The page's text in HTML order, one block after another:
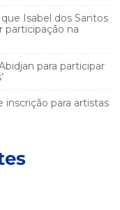
Isabel dos Santos
participação na
para participar
inscrição para artistas